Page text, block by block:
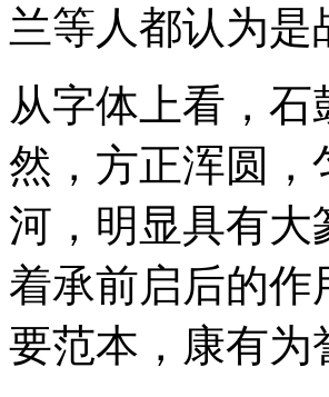
兰等人都认为
从字体上看，
然，方正浑圆，
河，明显具有大
着承前启后的作
要范本，康有为